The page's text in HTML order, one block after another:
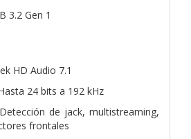
3.2 Gen 1
HD Audio 7.1
24 bits a 192 kHz
de jack, multistreaming,
frontales